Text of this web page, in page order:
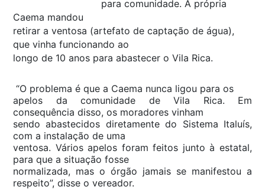
para comunidade. A própria
Caema mandou
retirar a ventosa (artefato de captação de água),
que vinha funcionando ao
longo de 10 anos para abastecer o Vila Rica.
“O problema é que a Caema nunca ligou para os
apelos da comunidade de Vila Rica. Em
consequência disso, os moradores vinham
sendo abastecidos diretamente do Sistema Italuís,
com a instalação de uma
ventosa. Vários apelos foram feitos junto à estatal,
para que a situação fosse
normalizada, mas o órgão jamais se manifestou a
respeito”, disse o vereador.